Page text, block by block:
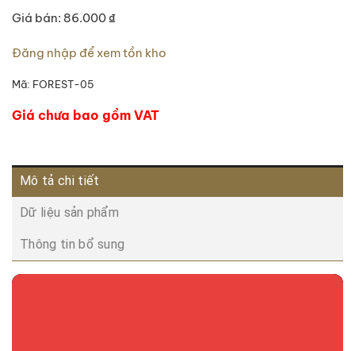
Giá bán: 86.000 ₫
Đăng nhập để xem tồn kho
Mã: FOREST-05
Giá chưa bao gồm VAT
Mô tả chi tiết
Dữ liệu sản phẩm
Thông tin bổ sung